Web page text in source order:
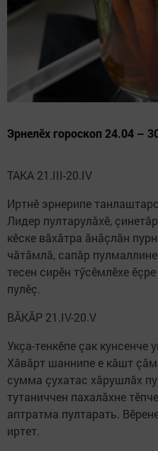
Эрнелӗх гороскоп 24.04 –
ТАКА 21.III-20.IV
Иртнӗ эрнерипе
Лидер пултарулăхӗ,
кӗске вăхăтра ăнăçлăн
чăтăмлă, сапăр
тесен сирӗн тӳсӗмлӗхе
пулӗç.
ВĂКĂР 21.IV-20.V
Укçа-тенкӗпе çак кунсенче
Хăвăрт шаннипе е кăшт
сумма çухатас хăрушлăх
тутаниччен пахалăхне
аптратма пултарать.
иртет.